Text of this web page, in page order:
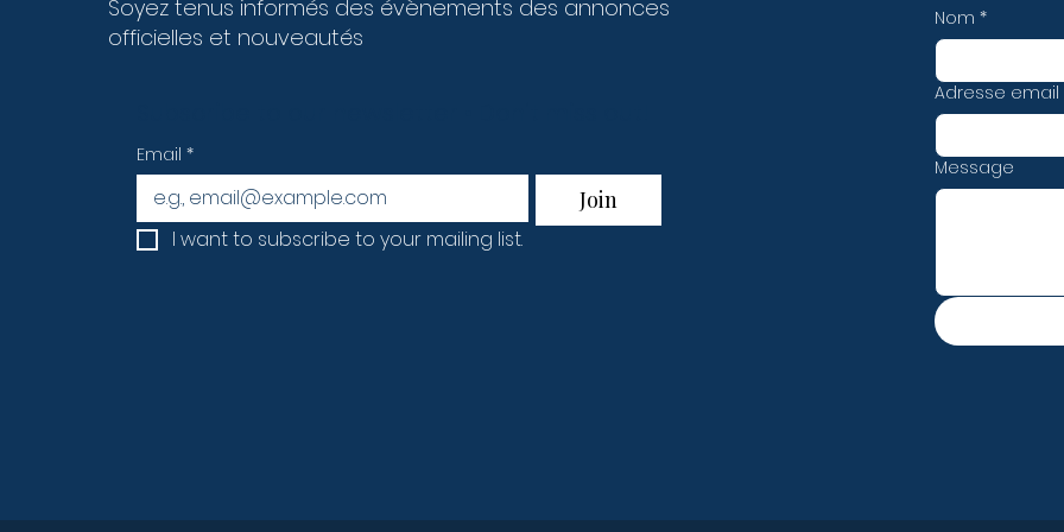
Soyez tenus informés des évènements des annonces
officielles et nouveautés
Email *
Join
I want to subscribe to your mailing list.
Nom *
Adresse email
Message